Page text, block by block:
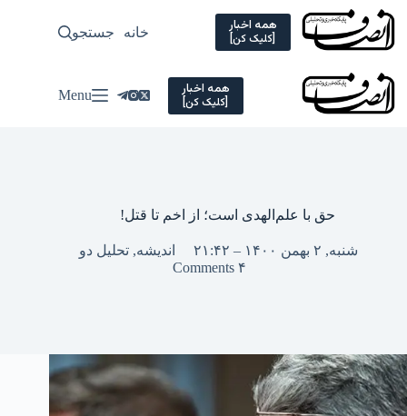
Skip
content
همه اخبار
[کلیک کن] خانه سیاسی
جستجو
همه اخبار
[کلیک کن] Menu
حق با علم‌الهدی است؛ از اخم تا قتل!
شنبه, ۲ بهمن ۱۴۰۰ – ۲۱:۴۲ اندیشه, تحلیل دو
۴ Comments